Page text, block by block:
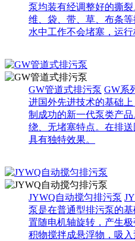
泵均装有经调整好的撕
维、袋、带、草、布条
水中工作不会堵塞，运行
GW管道式排污泵 GW系
进国外先进技术的基础
制成功的新一代泵类产
绕、无堵塞特点。在排
具有独特效果。
JYWQ自动搅匀排污泵
泵是在普通型排污泵的
置随电机轴旋转，产生
积物搅拌成悬浮物，吸入